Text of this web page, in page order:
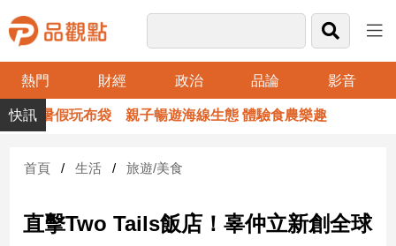
熱門 財經 政治 品論 影音
品
觀
財
台
假玩布袋 親子暢遊海線生態 體驗食農樂趣
首頁 生活 旅遊/美食
直擊Two Tails飯店！辜仲立新創全球